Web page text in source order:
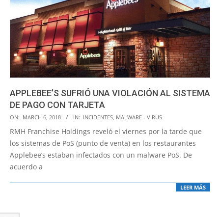
APPLEBEE’S SUFRIÓ UNA VIOLACIÓN AL SISTEMA
DE PAGO CON TARJETA
2018-
03-
06
ON: MARCH 6, 2018 IN: INCIDENTES, MALWARE - VIRUS
RMH Franchise Holdings reveló el viernes por la tarde que
los sistemas de PoS (punto de venta) en los restaurantes
Applebee’s estaban infectados con un malware PoS. De
acuerdo a
LEER MÁS